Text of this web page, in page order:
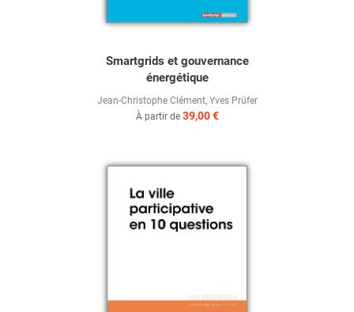
Smartgrids et gouvernance
énergétique
Jean-Christophe Clément, Yves Prüfer
À partir de 39,00 €